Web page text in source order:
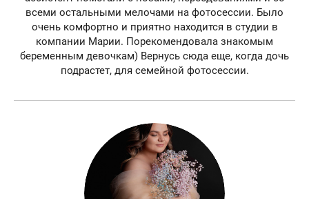
всеми остальными мелочами на фотосессии. Было
очень комфортно и приятно находится в студии в
компании Марии. Порекомендовала знакомым
беременным девочкам) Вернусь сюда еще, когда дочь
подрастет, для семейной фотосессии.